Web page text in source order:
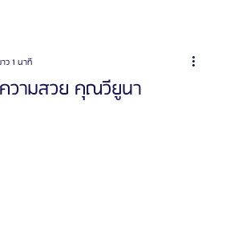
วามสวย คุณวียูนา
ว 1 นาที